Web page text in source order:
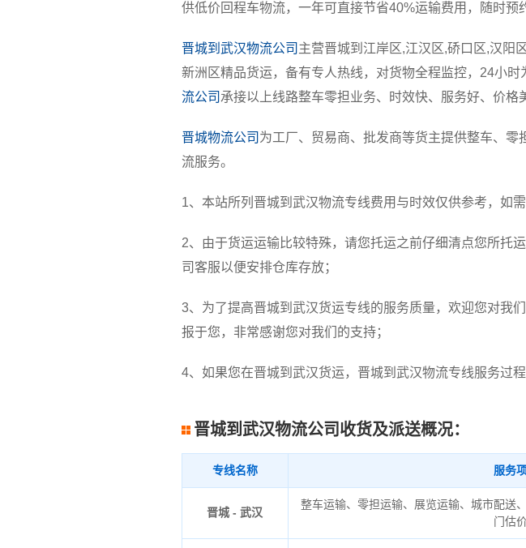
供低价回程车物流，一年可直接节省40%运输费用，随时预
晋城到武汉物流公司 主营晋城到江岸区,江汉区,硚口区,汉阳
新洲区精品货运，备有专人热线，对货物全程监控，24小
流公司 承接以上线路整车零担业务、时效快、服务好、价格
晋城物流公司 为工厂、贸易商、批发商等货主提供整车、
流服务。
1、本站所列晋城到武汉物流专线费用与时效仅供参考，如
2、由于货运运输比较特殊，请您托运之前仔细清点您所托
司客服以便安排仓库存放；
3、为了提高晋城到武汉货运专线的服务质量，欢迎您对我
报于您，非常感谢您对我们的支持；
4、如果您在晋城到武汉货运，晋城到武汉物流专线服务过
晋城到武汉物流公司收货及派送概况：
专线名称 服务
晋城 - 武汉
整车运输、零担运输、展览运输、城市配送
门估价